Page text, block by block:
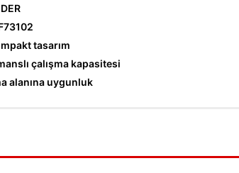
tasarım
çalışma kapasitesi
alanına uygunluk